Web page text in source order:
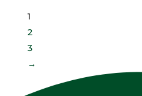
1
2
3
→